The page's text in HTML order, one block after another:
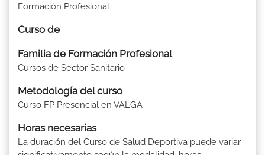
Formación Profesional
Curso de
Familia de Formación Profesional
Cursos de Sector Sanitario
Metodología del curso
Curso FP Presencial en VALGA
Horas necesarias
La duración del Curso de Salud Deportiva puede variar